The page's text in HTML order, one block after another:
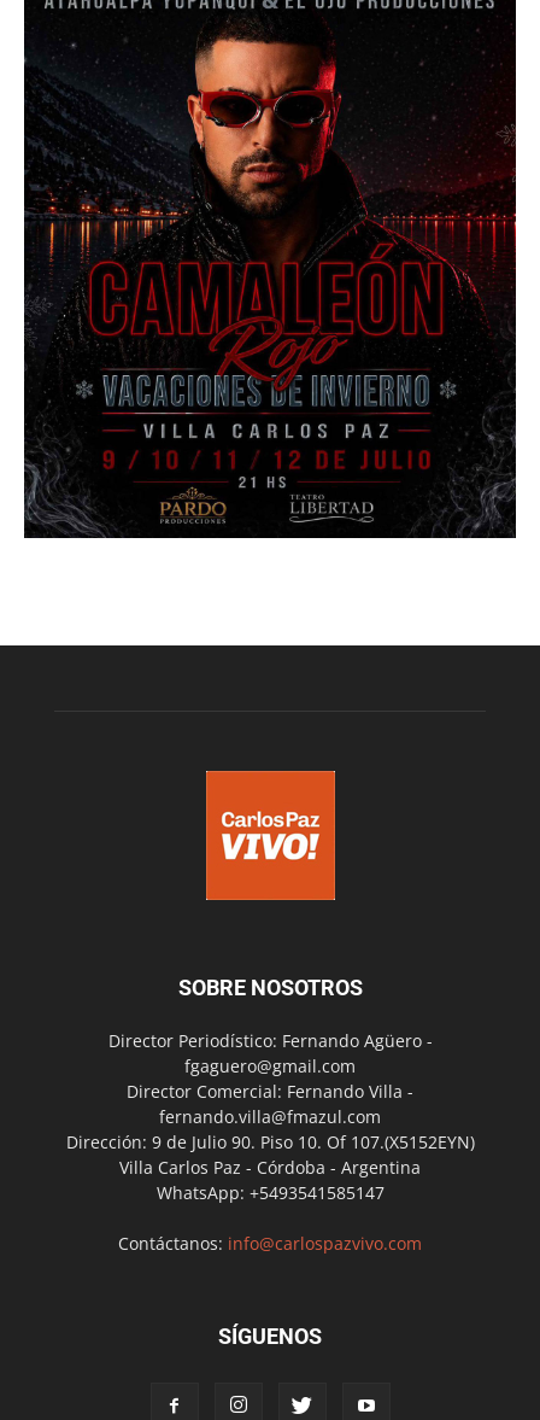
SOBRE NOSOTROS
Director Periodístico: Fernando Agüero -
fgaguero@gmail.com
Director Comercial: Fernando Villa -
fernando.villa@fmazul.com
Dirección: 9 de Julio 90. Piso 10. Of 107.(X5152EYN)
Villa Carlos Paz - Córdoba - Argentina
WhatsApp: +5493541585147
Contáctanos: info@carlospazvivo.com
SÍGUENOS